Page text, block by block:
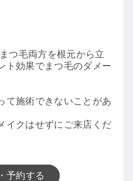
つ毛両方を根元から立
ト効果でまつ毛のダメー
て施術できないことがあ
イクはせずにご来店くだ
予約する